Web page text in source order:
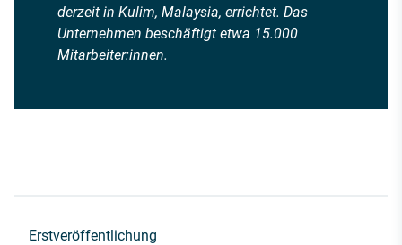
derzeit in Kulim, Malaysia, errichtet. Das
Unternehmen beschäftigt etwa 15.000
Mitarbeiter:innen.
Erstveröffentlichung